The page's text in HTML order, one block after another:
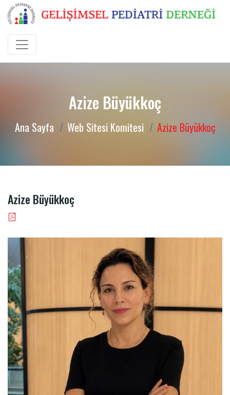
Azize Büyükkoç
Ana Sayfa Web Sitesi Komitesi Azize Büyükkoç
Azize Büyükkoç